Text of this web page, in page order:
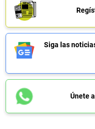
Siga las
Únete